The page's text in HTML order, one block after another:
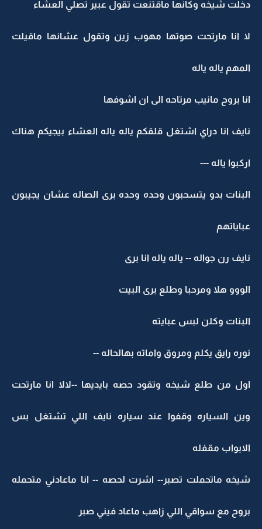
دخلت شيخه وكانها ماقتنعت تقول عبير تصلي العشاء
لا انا مارتحت صوتها مهوب زين وتقول عشانها ماقيلت
المهم ياله ياله
انا بروح مانيب مرتاحه الى ان اشوفها
نايف انا دراي اشتغل قلقكم ياله ياله العشاء بيجيكم هناك
اركبوا ياله ---
البنات بدو يتسحبون وحده وحده برى الصاله عشان يجيبون
عباياتهم
نايف رن جواله -- ياله ياله انا برى
الووو هلا ومرحبا وطلع برى البيت
البنات وكلن لبس عبايته
نوره رايق يكلم ومروق واماته بهالحاله --
اول من طلع شيخه وتقود حصه بايديها --لالا انا مارتحت
وين السياره وقفوا عند سياره نايف اللي تشتغل بس
الابواب مقفله
شيخه ماتحملت تصبر-- اشرت لحصه -- انا ماعادني متحمله
بروح مع سواقي اللي زاهب ماعاد فيني صبر